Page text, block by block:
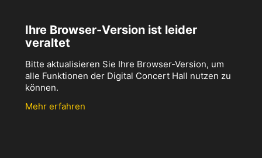
Ihre Browser-Version ist leider
veraltet
Bitte aktualisieren Sie Ihre Browser-Version, um
alle Funktionen der Digital Concert Hall nutzen zu
können.
Mehr erfahren